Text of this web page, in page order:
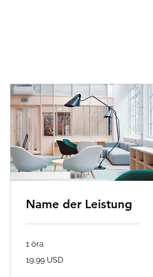
Name der Leistung
1 óra
USA-
dollár
19,99 USD